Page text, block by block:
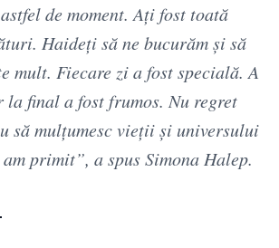
de moment. Ați fost toată
Haideți să ne bucurăm și să
mult. Fiecare zi a fost specială. A
la final a fost frumos. Nu regret
să mulțumesc vieții și universului
primit”, a spus Simona Halep.